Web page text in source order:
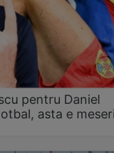
pentru Daniel
asta e